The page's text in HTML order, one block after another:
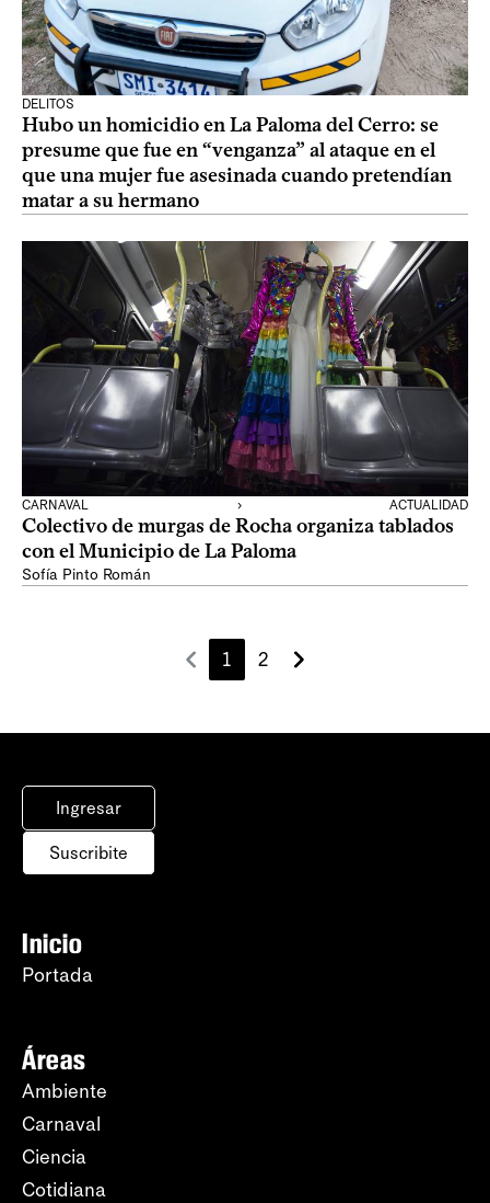
DELITOS
Hubo un homicidio en La Paloma del Cerro: se
presume que fue en “venganza” al ataque en el
que una mujer fue asesinada cuando pretendían
matar a su hermano
CARNAVAL › ACTUALIDAD
Colectivo de murgas de Rocha organiza tablados
con el Municipio de La Paloma
Sofía Pinto Román
1 2
Ingresar
Suscribite
Inicio
Portada
Áreas
Ambiente
Carnaval
Ciencia
Cotidiana